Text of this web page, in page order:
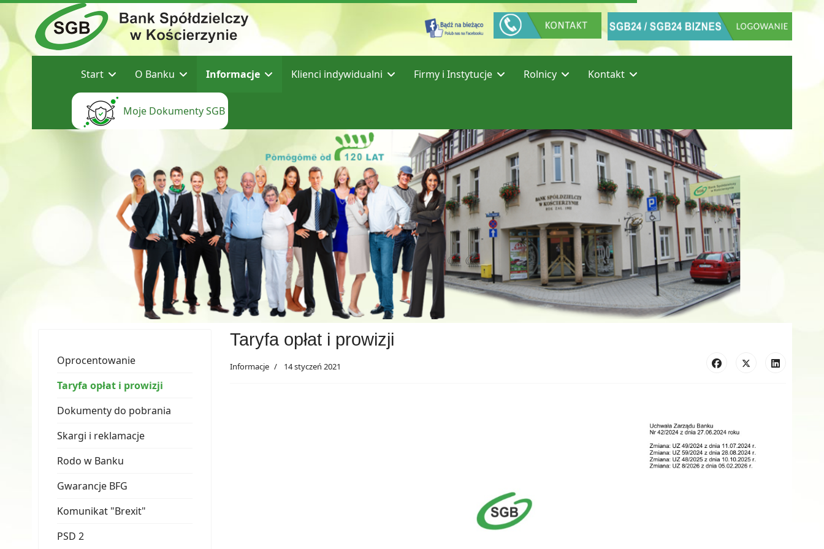
Start O Banku Informacje Klienci indywidualni Firmy i Instytucje Rolnicy Kontakt
Moje Dokumenty SGB
Oprocentowanie
Taryfa opłat i prowizji
Dokumenty do pobrania
Skargi i reklamacje
Rodo w Banku
Gwarancje BFG
Komunikat "Brexit"
PSD 2
Taryfa opłat i prowizji
Informacje 14 styczeń 2021